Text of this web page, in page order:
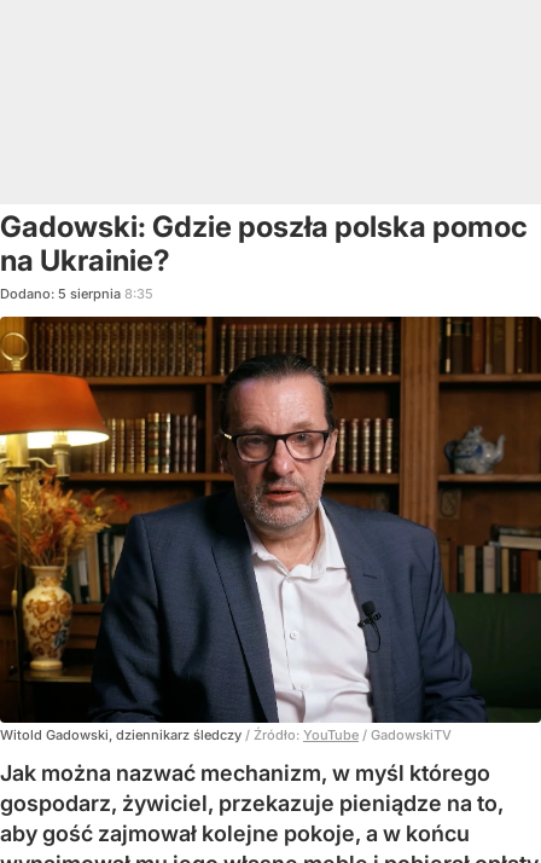
Gadowski: Gdzie poszła polska pomoc
na Ukrainie?
Dodano: 5 sierpnia 8:35
Witold Gadowski, dziennikarz śledczy / Źródło: YouTube / GadowskiTV
Jak można nazwać mechanizm, w myśl którego
gospodarz, żywiciel, przekazuje pieniądze na to,
aby gość zajmował kolejne pokoje, a w końcu